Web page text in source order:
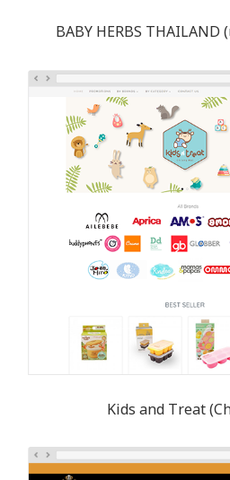
BABY HERBS THAILAND
Kids and Treat